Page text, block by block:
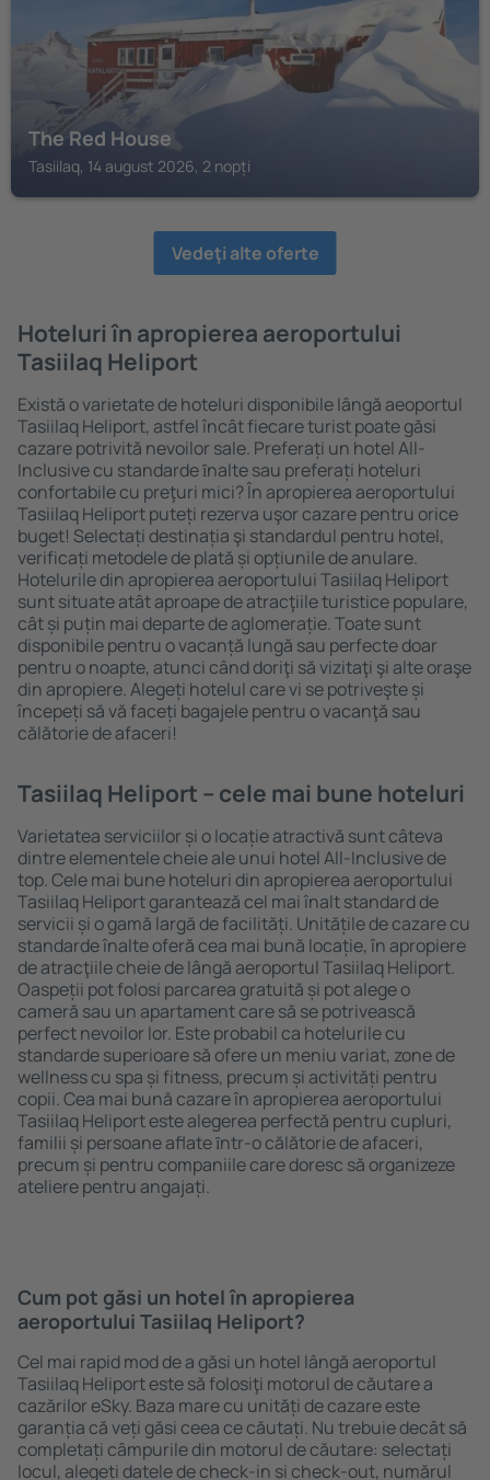
The Red House
Tasiilaq, 14 august 2026, 2 nopți
Vedeţi alte oferte
Hoteluri în apropierea aeroportului
Tasiilaq Heliport
Există o varietate de hoteluri disponibile lângă aeoportul
Tasiilaq Heliport, astfel încât fiecare turist poate găsi
cazare potrivită nevoilor sale. Preferați un hotel All-
Inclusive cu standarde ȋnalte sau preferați hoteluri
confortabile cu preţuri mici? În apropierea aeroportului
Tasiilaq Heliport puteți rezerva uşor cazare pentru orice
buget! Selectați destinația şi standardul pentru hotel,
verificați metodele de plată și opțiunile de anulare.
Hotelurile din apropierea aeroportului Tasiilaq Heliport
sunt situate atât aproape de atracţiile turistice populare,
cât și puțin mai departe de aglomerație. Toate sunt
disponibile pentru o vacanță lungă sau perfecte doar
pentru o noapte, atunci când doriţi să vizitaţi şi alte oraşe
din apropiere. Alegeți hotelul care vi se potriveşte și
începeți să vă faceți bagajele pentru o vacanţă sau
călătorie de afaceri!
Tasiilaq Heliport – cele mai bune hoteluri
Varietatea serviciilor și o locație atractivă sunt câteva
dintre elementele cheie ale unui hotel All-Inclusive de
top. Cele mai bune hoteluri din apropierea aeroportului
Tasiilaq Heliport garantează cel mai înalt standard de
servicii și o gamă largă de facilități. Unitățile de cazare cu
standarde înalte oferă cea mai bună locație, în apropiere
de atracţiile cheie de lângă aeroportul Tasiilaq Heliport.
Oaspeții pot folosi parcarea gratuită și pot alege o
cameră sau un apartament care să se potrivească
perfect nevoilor lor. Este probabil ca hotelurile cu
standarde superioare să ofere un meniu variat, zone de
wellness cu spa și fitness, precum și activități pentru
copii. Cea mai bună cazare în apropierea aeroportului
Tasiilaq Heliport este alegerea perfectă pentru cupluri,
familii și persoane aflate ȋntr-o călătorie de afaceri,
precum și pentru companiile care doresc să organizeze
ateliere pentru angajați.
Cum pot găsi un hotel în apropierea
aeroportului Tasiilaq Heliport?
Cel mai rapid mod de a găsi un hotel lângă aeroportul
Tasiilaq Heliport este să folosiţi motorul de căutare a
cazărilor eSky. Baza mare cu unități de cazare este
garanția că veți găsi ceea ce căutați. Nu trebuie decât să
completați câmpurile din motorul de căutare: selectați
locul, alegeți datele de check-in și check-out, numărul